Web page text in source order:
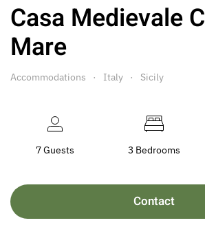
Casa Medievale
Mare
Accommodations Italy Sicily
7 Guests 3 Bedrooms
Contact